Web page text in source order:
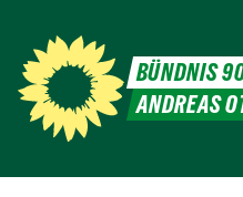
BÜNDNIS
ANDREAS